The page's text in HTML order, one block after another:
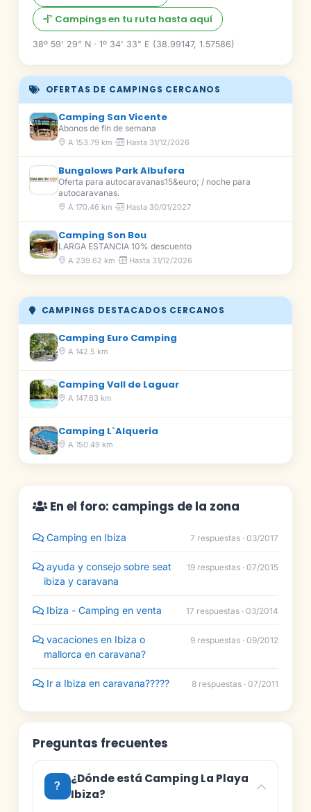
Campings en tu ruta hasta aquí
38º 59' 29" N · 1º 34' 33" E (38.99147, 1.57586)
OFERTAS DE CAMPINGS CERCANOS
Camping San Vicente
Abonos de fin de semana
A 153.79 km · Hasta 31/12/2026
Bungalows Park Albufera
Oferta para autocaravanas15&euro; / noche para
autocaravanas.
A 170.46 km · Hasta 30/01/2027
Camping Son Bou
LARGA ESTANCIA 10% descuento
A 239.62 km · Hasta 31/12/2026
CAMPINGS DESTACADOS CERCANOS
Camping Euro Camping
A 142.5 km
Camping Vall de Laguar
A 147.63 km
Camping L`Alqueria
A 150.49 km
En el foro: campings de la zona
Camping en Ibiza 7 respuestas · 03/2017
ayuda y consejo sobre seat
ibiza y caravana
19 respuestas · 07/2015
Ibiza - Camping en venta 17 respuestas · 03/2014
vacaciones en Ibiza o
mallorca en caravana?
9 respuestas · 09/2012
Ir a Ibiza en caravana????? 8 respuestas · 07/2011
Preguntas frecuentes
¿Dónde está Camping La Playa
Ibiza?